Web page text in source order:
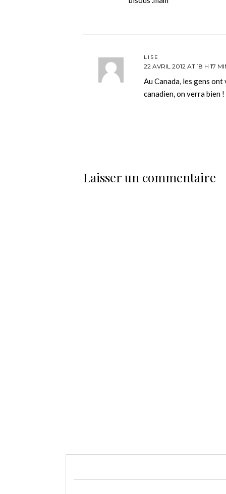
LISE
22 AVRIL 2012 AT 18 H 17
Au Canada, les gens
canadien, on verra bien !
Laisser un commentaire